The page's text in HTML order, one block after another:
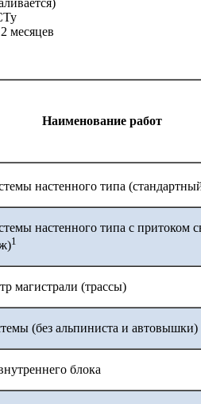
месяцев
Наименование работ
настенного типа
настенного типа с притоком
1
магистрали (трассы)
(без альпиниста и автовышки)
блока